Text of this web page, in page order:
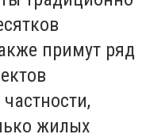
примут ряд
жилых